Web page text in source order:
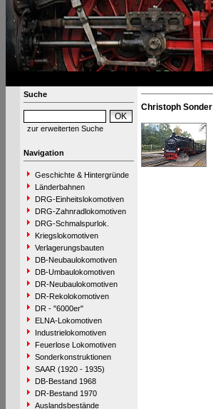
Suche
zur erweiterten Suche
Navigation
Geschichte & Hintergründe
Länderbahnen
DRG-Einheitslokomotiven
DRG-Zahnradlokomotiven
DRG-Schmalspurlok.
Kriegslokomotiven
Verlagerungsbauten
DB-Neubaulokomotiven
DB-Umbaulokomotiven
DR-Neubaulokomotiven
DR-Rekolokomotiven
DR - "6000er"
ELNA-Lokomotiven
Industrielokomotiven
Feuerlose Lokomotiven
Sonderkonstruktionen
SAAR (1920 - 1935)
DB-Bestand 1968
DR-Bestand 1970
Auslandsbestände
Christoph Sonder